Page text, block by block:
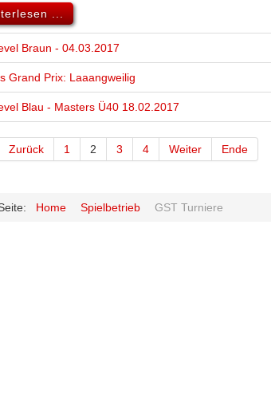
...
Braun - 04.03.2017
Grand Prix: Laaangweilig
Blau - Masters Ü40 18.02.2017
Zurück 1 2 3 4 Weiter Ende
Home Spielbetrieb GST Turniere